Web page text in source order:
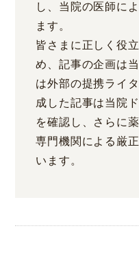
し、当院の医師に
ます。
皆さまに正しく役
め、記事の企画は
は外部の提携ライ
成した記事は当院
を確認し、さらに
専門機関による厳
います。